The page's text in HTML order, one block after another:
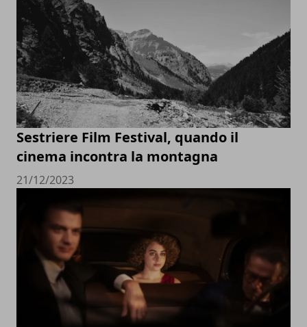
Sestriere Film Festival, quando il
cinema incontra la montagna
21/12/2023